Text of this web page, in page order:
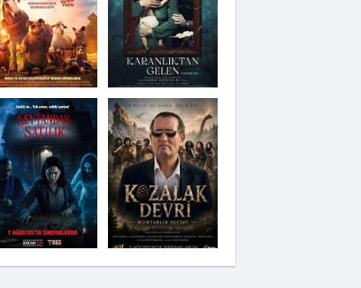
Moana
Kozalak Devri